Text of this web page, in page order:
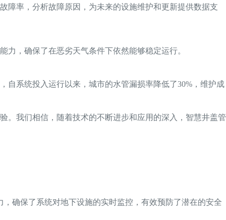
障率，分析故障原因，为未来的设施维护和更新提供数据支
，确保了在恶劣天气条件下依然能够稳定运行。
自系统投入运行以来，城市的水管漏损率降低了30%，维护成
。我们相信，随着技术的不断进步和应用的深入，智慧井盖管
确保了系统对地下设施的实时监控，有效预防了潜在的安全